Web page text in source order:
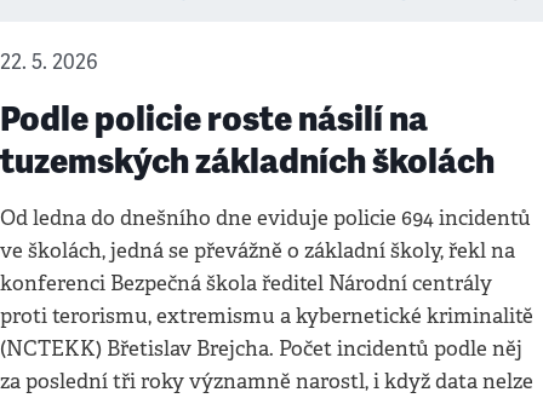
22. 5. 2026
Podle policie roste násilí na
tuzemských základních školách
Od ledna do dnešního dne eviduje policie 694 incidentů
ve školách, jedná se převážně o základní školy, řekl na
konferenci Bezpečná škola ředitel Národní centrály
proti terorismu, extremismu a kybernetické kriminalitě
(NCTEKK) Břetislav Brejcha. Počet incidentů podle něj
za poslední tři roky významně narostl, i když data nelze